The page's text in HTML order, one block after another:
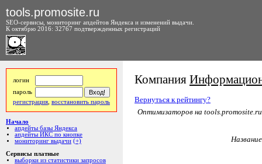
tools.promosite.ru
SEO-сервисы, мониторинг апдейтов Яндекса и изменений выдачи.
К октябрю 2016: 32767 подтвержденных регистраций
логин
пароль
регистрация восстановить пароль
Начало
апдейты базы Яндекса
апдейты ИКС по кнопке
мониторинг выдачи (+)
Сервисы платные
выборки из статистики запросов
Компания
Вернуться к рейтингу?
Оптимизаторов на tools.promosite.ru
Название